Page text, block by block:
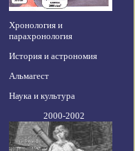
Хронология и
парахронология
История и астрономия
Альмагест
Наука и культура
2000-2002